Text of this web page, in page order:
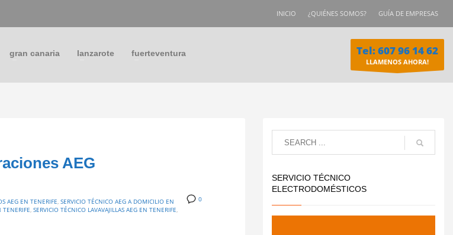
INICIO ¿QUIÉNES SOMOS? GUÍA DE EMPRESAS
gran canaria lanzarote fuerteventura Tel: 607 96 14 62
LLAMENOS AHORA!
AEG
0
AEG EN TENERIFE, SERVICIO TÉCNICO AEG A DOMICILIO EN
TENERIFE, SERVICIO TÉCNICO LAVAVAJILLAS AEG EN TENERIFE,
SERVICIO TÉCNICO
ELECTRODOMÉSTICOS